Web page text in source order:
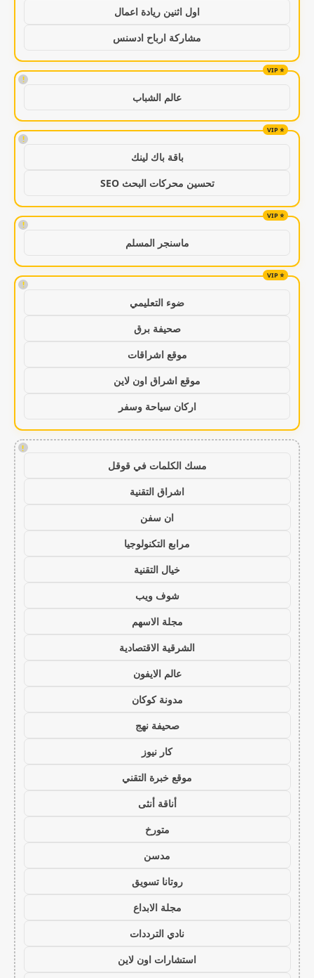
اول اثنين ريادة اعمال
مشاركة ارباح ادسنس
!
عالم الشباب
!
باقة باك لينك
تحسين محركات البحث SEO
!
ماسنجر المسلم
!
ضوء التعليمي
صحيفة برق
موقع اشراقات
موقع اشراق اون لاين
اركان سياحة وسفر
!
مسك الكلمات في قوقل
اشراق التقنية
ان سفن
مرابع التكنولوجيا
خيال التقنية
شوف ويب
مجلة الاسهم
الشرقية الاقتصادية
عالم الايفون
مدونة كوكان
صحيفة نهج
كار نيوز
موقع خبرة التقني
أناقة أنثى
متورخ
مدسن
روتانا تسويق
مجلة الابداع
نادي الترددات
استشارات اون لاين